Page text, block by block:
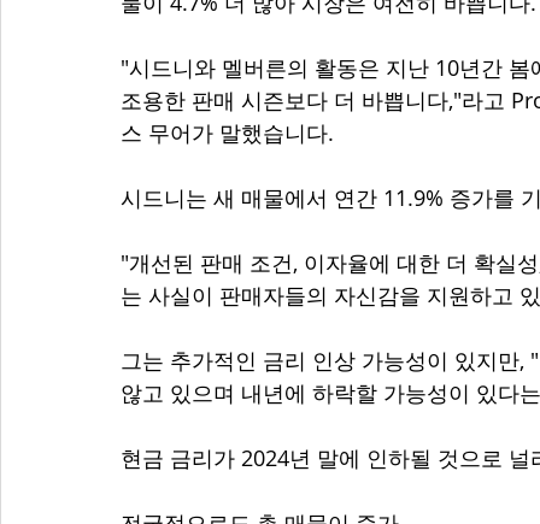
"시드니와 멜버른의 활동은 지난 10년간
조용한 판매 시즌보다 더 바쁩니다,"라고
스 무어가 말했습니다.
시드니는 새 매물에서 연간 11.9% 증가를
"개선된 판매 조건, 이자율에 대한 더 확실
는 사실이 판매자들의 자신감을 지원하고
그는 추가적인 금리 인상 가능성이 있지만
않고 있으며 내년에 하락할 가능성이 있다
현금 금리가 2024년 말에 인하될 것으로 널